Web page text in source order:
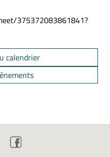
375372083861841?
calendrier